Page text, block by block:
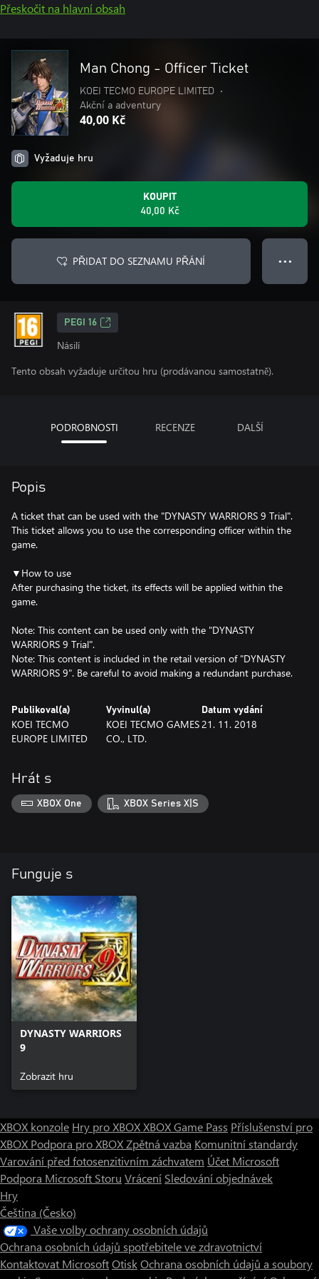
Přeskočit na hlavní obsah
Man Chong - Officer Ticket
KOEI TECMO EUROPE LIMITED
•
Akční a adventury
40,00 Kč
Vyžaduje hru
KOUPIT
40,00 Kč
PŘIDAT DO SEZNAMU PŘÁNÍ ● ● ●
PEGI 16
Násilí
Tento obsah vyžaduje určitou hru (prodávanou samostatně).
PODROBNOSTI RECENZE DALŠÍ
Popis
A ticket that can be used with the "DYNASTY WARRIORS 9 Trial".
This ticket allows you to use the corresponding officer within the
game.
▼How to use
After purchasing the ticket, its effects will be applied within the
game.
Note: This content can be used only with the "DYNASTY
WARRIORS 9 Trial".
Note: This content is included in the retail version of "DYNASTY
WARRIORS 9". Be careful to avoid making a redundant purchase.
Publikoval(a)
KOEI TECMO
EUROPE LIMITED
Vyvinul(a)
KOEI TECMO GAMES
CO., LTD.
Datum vydání
21. 11. 2018
Hrát s
XBOX One XBOX Series X|S
Funguje s
DYNASTY WARRIORS
9
Zobrazit hru
XBOX konzole Hry pro XBOXXBOX Game Pass Příslušenství pro
XBOX Podpora pro XBOXZpětná vazba Komunitní standardy
Varování před fotosenzitivním záchvatem Účet Microsoft
Podpora Microsoft Storu Vrácení Sledování objednávek
Hry
Čeština (Česko)
Vaše volby ochrany osobních údajů
Ochrana osobních údajů spotřebitele ve zdravotnictví
Kontaktovat MicrosoftOtiskOchrana osobních údajů a soubory